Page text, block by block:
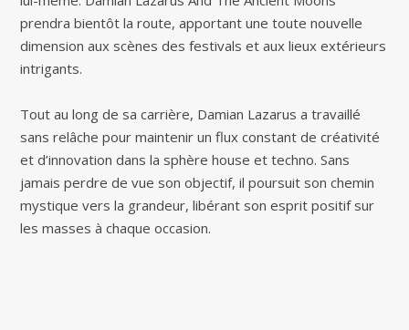
prendra bientôt la route, apportant une toute nouvelle
dimension aux scènes des festivals et aux lieux extérieurs
intrigants.
Tout au long de sa carrière, Damian Lazarus a travaillé
sans relâche pour maintenir un flux constant de créativité
et d’innovation dans la sphère house et techno. Sans
jamais perdre de vue son objectif, il poursuit son chemin
mystique vers la grandeur, libérant son esprit positif sur
les masses à chaque occasion.